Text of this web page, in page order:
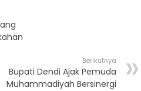
Berikutnya
Bupati Dendi Ajak Pemuda
Muhammadiyah Bersinergi